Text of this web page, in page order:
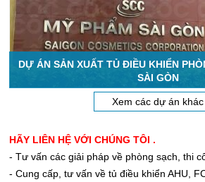
DỰ ÁN SẢN XUẤT TỦ ĐIỀU KHIỂN
SÀI GÒN
Xem các dự án khác
HÃY LIÊN HỆ VỚI CHÚNG TÔI .
- Tư vấn các giải pháp về phòng sạch, thi
- Cung cấp, tư vấn về tủ điều khiển AHU,